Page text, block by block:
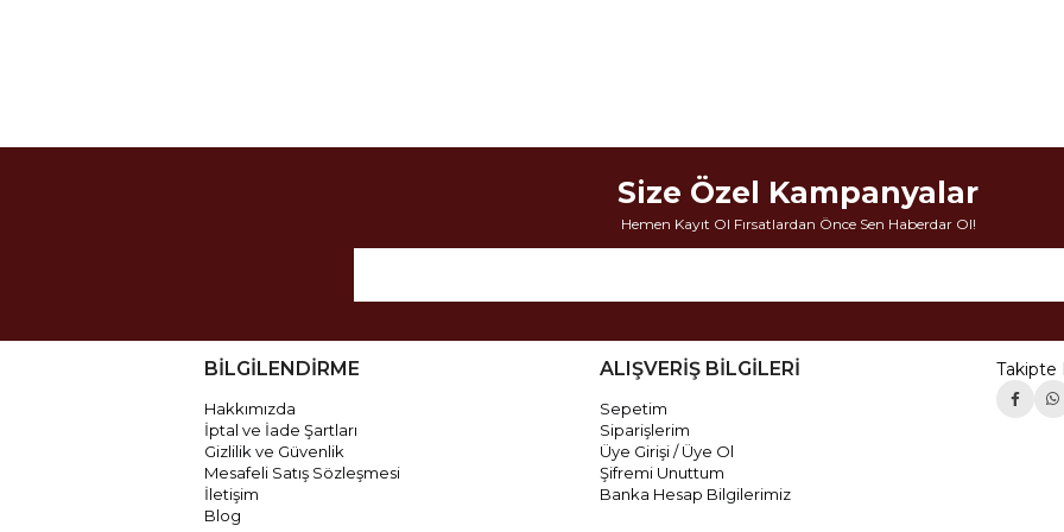
Size Özel Kampanyalar
Hemen Kayıt Ol Fırsatlardan Önce Sen Haberdar Ol!
BİLGİLENDİRME
Hakkımızda
İptal ve İade Şartları
Gizlilik ve Güvenlik
Mesafeli Satış Sözleşmesi
İletişim
Blog
ALIŞVERİŞ BİLGİLERİ
Sepetim
Siparişlerim
Üye Girişi / Üye Ol
Şifremi Unuttum
Banka Hesap Bilgilerimiz
Takipte